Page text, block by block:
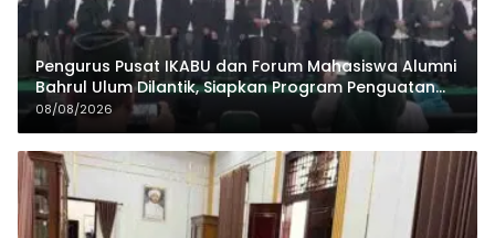
Pengurus Pusat IKABU dan Forum Mahasiswa Alumni
Bahrul Ulum Dilantik, Siapkan Program Penguatan
Organisasi dan Ekonomi
08/08/2026